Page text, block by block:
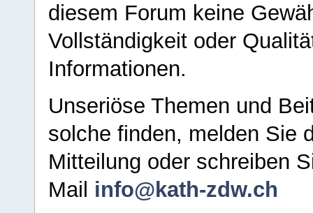
diesem Forum keine
Vollständigkeit oder
Informationen.
Unseriöse Themen und
solche finden, melden Sie
Mitteilung oder schreiben
Mail info@kath-zdw.ch